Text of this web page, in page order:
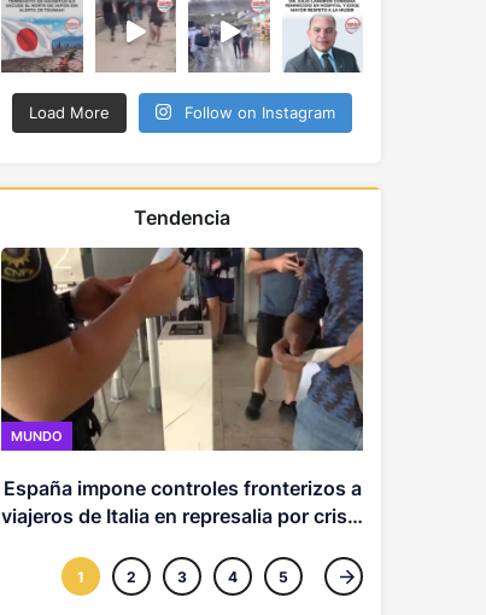
Load More Follow on Instagram
Tendencia
MUNDO
España impone controles fronterizos a
viajeros de Italia en represalia por crisis
1 2 3 4 5